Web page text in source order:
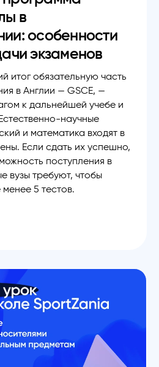
в
особенности
экзаменов
итог обязательную часть
в Англии — GSCE, —
к дальнейшей учебе и
научные
и математика входят в
Если сдать их успешно,
поступления в
вузы требуют, чтобы
5 тестов.